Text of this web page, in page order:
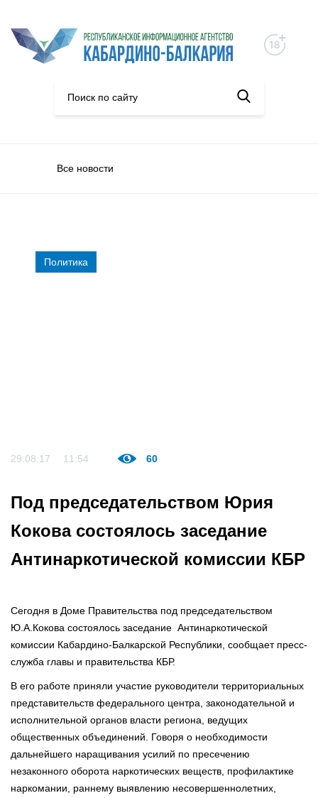
Все новости
Политика
29.08.17 11:54 60
Под председательством Юрия
Кокова состоялось заседание
Антинаркотической комиссии КБР
Сегодня в Доме Правительства под председательством
Ю.А.Кокова состоялось заседание Антинаркотической
комиссии Кабардино-Балкарской Республики, сообщает пресс-
служба главы и правительства КБР.
В его работе приняли участие руководители территориальных
представительств федерального центра, законодательной и
исполнительной органов власти региона, ведущих
общественных объединений. Говоря о необходимости
дальнейшего наращивания усилий по пресечению
незаконного оборота наркотических веществ, профилактике
наркомании, раннему выявлению несовершеннолетних,